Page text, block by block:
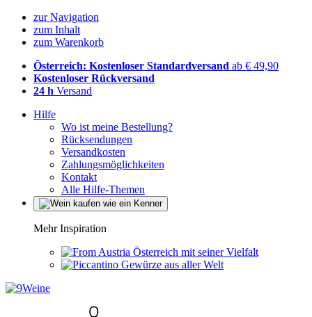
zur Navigation
zum Inhalt
zum Warenkorb
Österreich: Kostenloser Standardversand ab € 49,90
Kostenloser Rückversand
24 h Versand
Hilfe
Wo ist meine Bestellung?
Rücksendungen
Versandkosten
Zahlungsmöglichkeiten
Kontakt
Alle Hilfe-Themen
Mehr Inspiration
Österreich mit seiner Vielfalt
Gewürze aus aller Welt